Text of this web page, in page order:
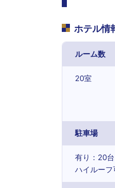
ホテル情
ルーム数
20室
駐車場
有り：20台
ハイルー